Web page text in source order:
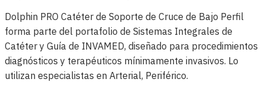
Dolphin PRO Catéter de Soporte de Cruce de Bajo Perfil
forma parte del portafolio de Sistemas Integrales de
Catéter y Guía de INVAMED, diseñado para procedimientos
diagnósticos y terapéuticos mínimamente invasivos. Lo
utilizan especialistas en Arterial, Periférico.